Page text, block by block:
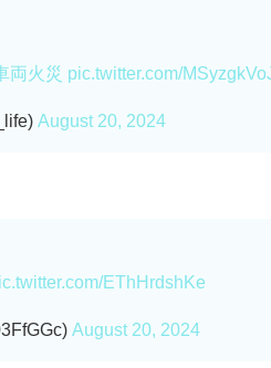
両火災 pic.twitter.com/
August 20, 2024
EThHrdshKe
August 20, 2024